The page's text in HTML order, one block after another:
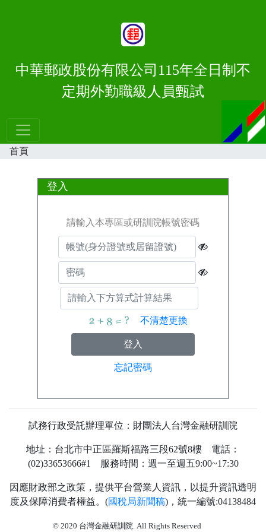
中華郵政股份有限公司115年全日制不
定期外勤職級人員甄試
首頁
登入
請輸入本專區或研訓院帳號密碼
不清楚更換
忘記密碼
試務行政受託辦理單位：財團法人台灣金融研訓院
地址：台北市中正區羅斯福路三段62號8樓 電話：
(02)33653666#1 服務時間：週一至週五9:00~17:30
因應財政部之政策，提供平台營業人資訊，以提升資訊透明
度及保障消費者權益。(國稅局新聞稿)，統一編號:04138484
© 2020 台灣金融研訓院. All Rights Reserved